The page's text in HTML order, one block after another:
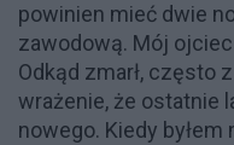
powinien mieć dwie
zawodową. Mój
Odkąd zmarł, często
wrażenie, że ostatnie
nowego. Kiedy byłem